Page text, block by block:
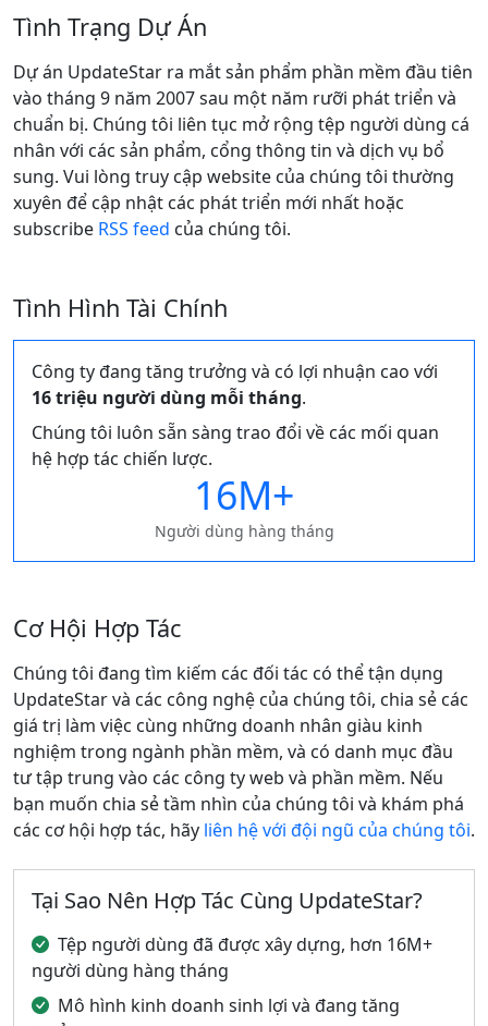
Tình Trạng Dự Án
Dự án UpdateStar ra mắt sản phẩm phần mềm đầu tiên
vào tháng 9 năm 2007 sau một năm rưỡi phát triển và
chuẩn bị. Chúng tôi liên tục mở rộng tệp người dùng cá
nhân với các sản phẩm, cổng thông tin và dịch vụ bổ
sung. Vui lòng truy cập website của chúng tôi thường
xuyên để cập nhật các phát triển mới nhất hoặc
subscribe RSS feed của chúng tôi.
Tình Hình Tài Chính
Công ty đang tăng trưởng và có lợi nhuận cao với
16 triệu người dùng mỗi tháng.
Chúng tôi luôn sẵn sàng trao đổi về các mối quan
hệ hợp tác chiến lược.
16M+
Người dùng hàng tháng
Cơ Hội Hợp Tác
Chúng tôi đang tìm kiếm các đối tác có thể tận dụng
UpdateStar và các công nghệ của chúng tôi, chia sẻ các
giá trị làm việc cùng những doanh nhân giàu kinh
nghiệm trong ngành phần mềm, và có danh mục đầu
tư tập trung vào các công ty web và phần mềm. Nếu
bạn muốn chia sẻ tầm nhìn của chúng tôi và khám phá
các cơ hội hợp tác, hãy liên hệ với đội ngũ của chúng tôi.
Tại Sao Nên Hợp Tác Cùng UpdateStar?
Tệp người dùng đã được xây dựng, hơn 16M+
người dùng hàng tháng
Mô hình kinh doanh sinh lợi và đang tăng